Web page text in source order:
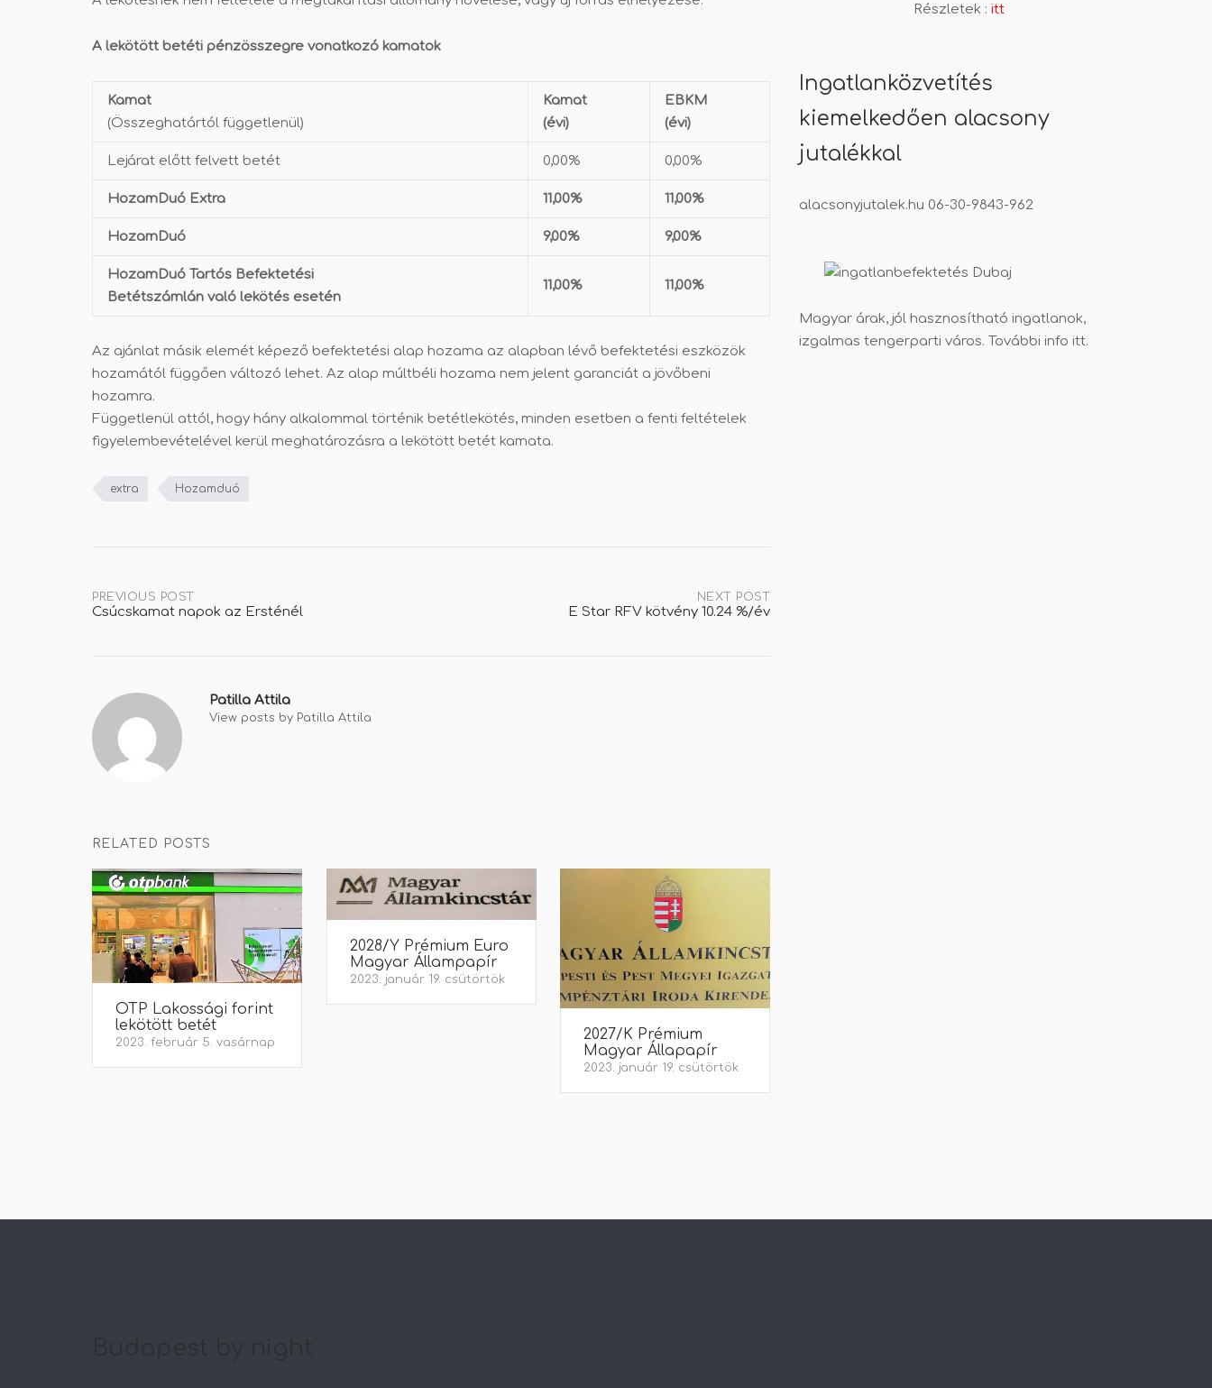
A lekötött betéti pénzösszegre vonatkozó kamatok
Kamat
(Összeghatártól függetlenül)
Kamat
(évi)
EBKM
(évi)
Lejárat előtt felvett betét 0,00% 0,00%
HozamDuó Extra 11,00% 11,00%
HozamDuó 9,00% 9,00%
HozamDuó Tartós Befektetési
Betétszámlán való lekötés esetén
11,00% 11,00%
Az ajánlat másik elemét képező befektetési alap hozama az alapban lévő befektetési eszközök
hozamától függően változó lehet. Az alap múltbéli hozama nem jelent garanciát a jövőbeni
hozamra.
Függetlenül attól, hogy hány alkalommal történik betétlekötés, minden esetben a fenti feltételek
figyelembevételével kerül meghatározásra a lekötött betét kamata.
extra Hozamduó
Post
PREVIOUS POST
Csúcskamat napok az Ersténél
NEXT POST
E Star RFV kötvény 10.24 %/év
Patilla Attila
View posts by Patilla Attila
RELATED POSTS
OTP Lakossági forint
lekötött betét
2023. február 5. vasárnap
2028/Y Prémium Euro
Magyar Állampapír
2023. január 19. csütörtök
2027/K Prémium
Magyar Állapapír
2023. január 19. csütörtök
Részletek :itt
Ingatlanközvetítés
kiemelkedően alacsony
jutalékkal
alacsonyjutalek.hu 06-30-9843-962
Magyar árak, jól hasznosítható ingatlanok,
izgalmas tengerparti város. További info itt.